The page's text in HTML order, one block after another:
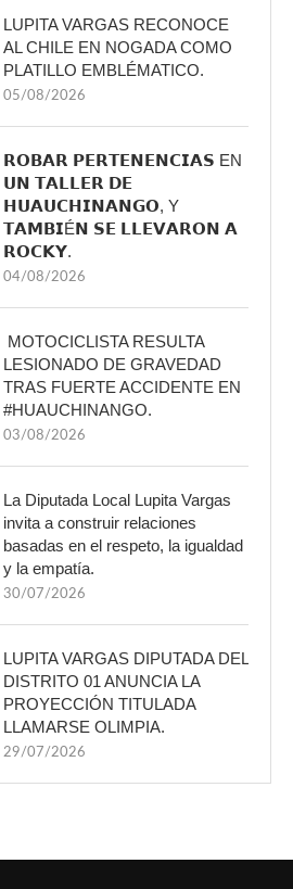
LUPITA VARGAS RECONOCE
AL CHILE EN NOGADA COMO
PLATILLO EMBLÉMATICO.
05/08/2026
𝗥𝗢𝗕𝗔𝗥 𝗣𝗘𝗥𝗧𝗘𝗡𝗘𝗡𝗖𝗜𝗔𝗦 EN
𝗨𝗡 𝗧𝗔𝗟𝗟𝗘𝗥 𝗗𝗘
𝗛𝗨𝗔𝗨𝗖𝗛𝗜𝗡𝗔𝗡𝗚𝗢, Y
𝗧𝗔𝗠𝗕𝗜É𝗡 𝗦𝗘 𝗟𝗟𝗘𝗩𝗔𝗥𝗢𝗡 𝗔
𝗥𝗢𝗖𝗞𝗬.
04/08/2026
MOTOCICLISTA RESULTA
LESIONADO DE GRAVEDAD
TRAS FUERTE ACCIDENTE EN
#HUAUCHINANGO.
03/08/2026
La Diputada Local Lupita Vargas
invita a construir relaciones
basadas en el respeto, la igualdad
y la empatía.
30/07/2026
LUPITA VARGAS DIPUTADA DEL
DISTRITO 01 ANUNCIA LA
PROYECCIÓN TITULADA
LLAMARSE OLIMPIA.
29/07/2026